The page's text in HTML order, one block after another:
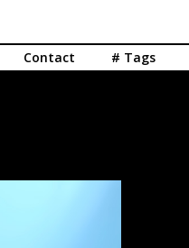
Contact # Tags